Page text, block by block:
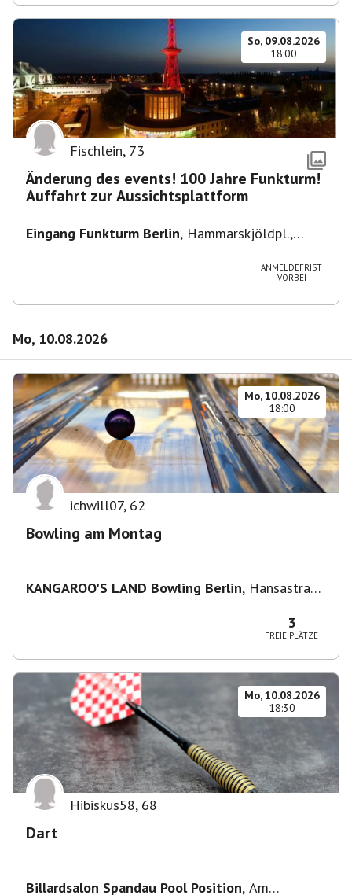
So, 09.08.2026
18:00
Fischlein, 73
Änderung des events! 100 Jahre Funkturm!
Auffahrt zur Aussichtsplattform
Eingang Funkturm Berlin, Hammarskjöldpl.,
ANMELDEFRIST
VORBEI
Mo, 10.08.2026
Mo, 10.08.2026
18:00
ichwill07, 62
Bowling am Montag
KANGAROO'S LAND Bowling Berlin, Hansastraße
3
FREIE PLÄTZE
Mo, 10.08.2026
18:30
Hibiskus58, 68
Dart
Billardsalon Spandau Pool Position, Am